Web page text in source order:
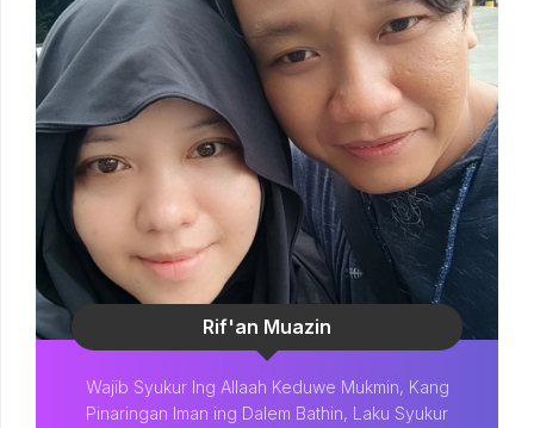
Rif'an Muazin
Wajib Syukur Ing Allaah Keduwe Mukmin, Kang
Pinaringan Iman ing Dalem Bathin, Laku Syukur